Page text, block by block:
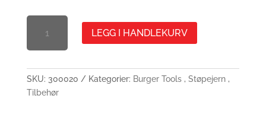
DOME
MENGDE
LEGG I HANDLEKURV
SKU: 300020 Kategorier: Burger Tools, Støpejern,
Tilbehør